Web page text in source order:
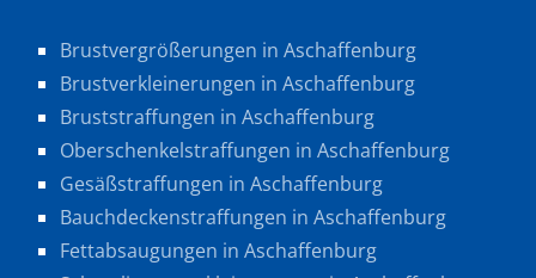
Brustvergrößerungen in Aschaffenburg
Brustverkleinerungen in Aschaffenburg
Bruststraffungen in Aschaffenburg
Oberschenkelstraffungen in Aschaffenburg
Gesäßstraffungen in Aschaffenburg
Bauchdeckenstraffungen in Aschaffenburg
Fettabsaugungen in Aschaffenburg